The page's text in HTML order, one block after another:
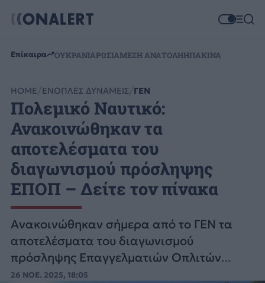
Επίκαιρα ΟΥΚΡΑΝΙΑΡΩΣΙΑΜΕΣΗ ΑΝΑΤΟΛΗΗΠΑΚΙΝΑ
HOME ΕΝΟΠΛΕΣ ΔΥΝΑΜΕΙΣ ΓΕΝ
Πολεμικό Ναυτικό:
Ανακοινώθηκαν τα
αποτελέσματα του
διαγωνισμού πρόσληψης
ΕΠΟΠ – Δείτε τον πίνακα
Ανακοινώθηκαν σήμερα από το ΓΕΝ τα
αποτελέσματα του διαγωνισμού
πρόσληψης Επαγγελματιών Οπλιτών
(ΕΠΟΠ), στο Πολεμικό Ναυτικό.
26 ΝΟΕ. 2025, 18:05